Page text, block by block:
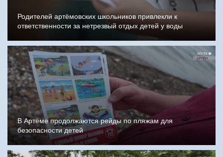
Родителей артёмовских школьников привлекли к
ответственности за нетрезвый отдых детей у воды
В Артёме продолжаются рейды по пляжам для
безопасности детей